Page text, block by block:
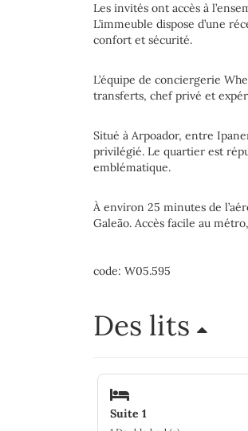
Les invités ont accès à
L’immeuble dispose d’une
confort et sécurité.
L’équipe de conciergerie
transferts, chef privé et
Situé à Arpoador, entre
privilégié. Le quartier est
emblématique.
À environ 25 minutes de
Galeão. Accès facile au
code: W05.595
Des lits
Suite 1